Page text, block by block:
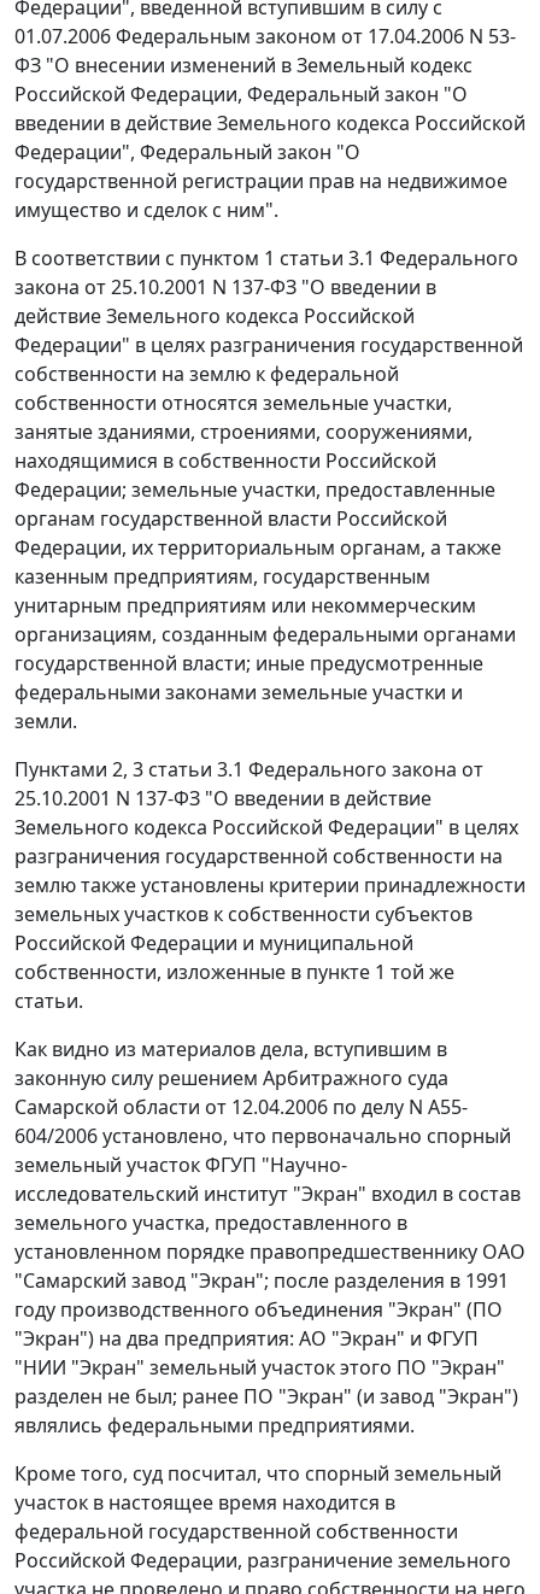
Федерации", введенной вступившим в силу с
01.07.2006Федеральным законом от 17.04.2006 N 53-
ФЗ "О внесении изменений в Земельный кодекс
Российской Федерации, Федеральный закон "О
введении в действие Земельного кодекса Российской
Федерации", Федеральный закон "О
государственной регистрации прав на недвижимое
имущество и сделок с ним".
В соответствии с пунктом 1 статьи 3.1 Федерального
закона от 25.10.2001 N 137-ФЗ "О введении в
действие Земельного кодекса Российской
Федерации" в целях разграничения государственной
собственности на землю к федеральной
собственности относятся земельные участки,
занятые зданиями, строениями, сооружениями,
находящимися в собственности Российской
Федерации; земельные участки, предоставленные
органам государственной власти Российской
Федерации, их территориальным органам, а также
казенным предприятиям, государственным
унитарным предприятиям или некоммерческим
организациям, созданным федеральными органами
государственной власти; иные предусмотренные
федеральными законами земельные участки и
земли.
Пунктами 2, 3 статьи 3.1 Федерального закона от
25.10.2001 N 137-ФЗ "О введении в действие
Земельного кодекса Российской Федерации" в целях
разграничения государственной собственности на
землю также установлены критерии принадлежности
земельных участков к собственности субъектов
Российской Федерации и муниципальной
собственности, изложенные в пункте 1 той же
статьи.
Как видно из материалов дела, вступившим в
законную силу решением Арбитражного суда
Самарской области от 12.04.2006 по делу N А55-
604/2006 установлено, что первоначально спорный
земельный участок ФГУП "Научно-
исследовательский институт "Экран" входил в состав
земельного участка, предоставленного в
установленном порядке правопредшественнику ОАО
"Самарский завод "Экран"; после разделения в 1991
году производственного объединения "Экран" (ПО
"Экран") на два предприятия: АО "Экран" и ФГУП
"НИИ "Экран" земельный участок этого ПО "Экран"
разделен не был; ранее ПО "Экран" (и завод "Экран")
являлись федеральными предприятиями.
Кроме того, суд посчитал, что спорный земельный
участок в настоящее время находится в
федеральной государственной собственности
Российской Федерации, разграничение земельного